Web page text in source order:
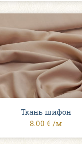
Ткань шифон
8.00 € /м